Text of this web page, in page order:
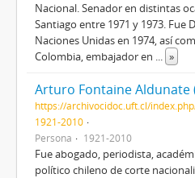
Nacional. Senador en distintas
Santiago entre 1971 y 1973. Fue
Naciones Unidas en 1974, así
Colombia, embajador en ... »
Arturo Fontaine Aldunate
https://archivocidoc.uft.cl/
1921-2010
Persona
1921-2010
Fue abogado, periodista,
político chileno de corte